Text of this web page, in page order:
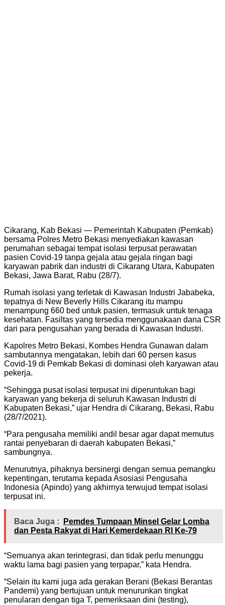
Cikarang, Kab Bekasi — Pemerintah Kabupaten (Pemkab)
bersama Polres Metro Bekasi menyediakan kawasan
perumahan sebagai tempat isolasi terpusat perawatan
pasien Covid-19 tanpa gejala atau gejala ringan bagi
karyawan pabrik dan industri di Cikarang Utara, Kabupaten
Bekasi, Jawa Barat, Rabu (28/7).
Rumah isolasi yang terletak di Kawasan Industri Jababeka,
tepatnya di New Beverly Hills Cikarang itu mampu
menampung 660 bed untuk pasien, termasuk untuk tenaga
kesehatan. Fasiltas yang tersedia menggunakaan dana CSR
dari para pengusahan yang berada di Kawasan Industri.
Kapolres Metro Bekasi, Kombes Hendra Gunawan dalam
sambutannya mengatakan, lebih dari 60 persen kasus
Covid-19 di Pemkab Bekasi di dominasi oleh karyawan atau
pekerja.
“Sehingga pusat isolasi terpusat ini diperuntukan bagi
karyawan yang bekerja di seluruh Kawasan Industri di
Kabupaten Bekasi,” ujar Hendra di Cikarang, Bekasi, Rabu
(28/7/2021).
“Para pengusaha memiliki andil besar agar dapat memutus
rantai penyebaran di daerah kabupaten Bekasi,”
sambungnya.
Menurutnya, pihaknya bersinergi dengan semua pemangku
kepentingan, terutama kepada Asosiasi Pengusaha
Indonesia (Apindo) yang akhirnya terwujud tempat isolasi
terpusat ini.
Baca Juga :
Pemdes Tumpaan Minsel Gelar Lomba
dan Pesta Rakyat di Hari Kemerdekaan RI Ke-79
“Semuanya akan terintegrasi, dan tidak perlu menunggu
waktu lama bagi pasien yang terpapar,” kata Hendra.
“Selain itu kami juga ada gerakan Berani (Bekasi Berantas
Pandemi) yang bertujuan untuk menurunkan tingkat
penularan dengan tiga T, pemeriksaan dini (testing),